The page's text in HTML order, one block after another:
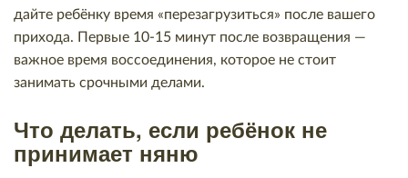
дайте ребёнку время «перезагрузиться» после вашего
прихода. Первые 10-15 минут после возвращения —
важное время воссоединения, которое не стоит
занимать срочными делами.
Что делать, если ребёнок не
принимает няню